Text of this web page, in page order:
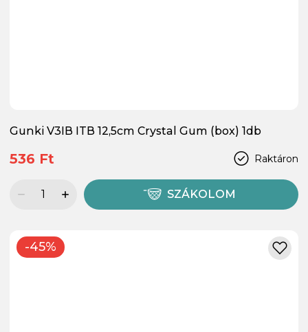
Gunki V3IB ITB 12,5cm Crystal Gum (box) 1db
Raktáron
536 Ft
SZÁKOLOM
-45%